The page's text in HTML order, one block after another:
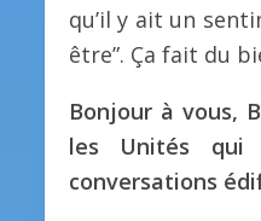
qu’il y ait un
être”. Ça fait du
Bonjour à vous,
les Unités qui
conversations